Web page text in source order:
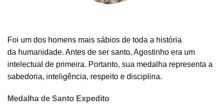
Foi um dos homens mais sábios de toda a história
da humanidade. Antes de ser santo, Agostinho era um
intelectual de primeira. Portanto, sua medalha representa a
sabedoria, inteligência, respeito e disciplina.
Medalha de Santo Expedito